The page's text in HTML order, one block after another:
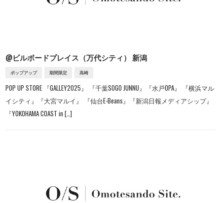
@ビルボードプレイス（万代シティ） 新潟
ポップアップ 期間限定 高崎
POP UP STORE 『GALLEY2025』 『千葉SOGO JUNNU』『水戸OPA』 『横浜マル
イシティ』『大宮マルイ』 『仙台E-Beans』『新潟日報メディアシップ』
『YOKOHAMA COAST in […]